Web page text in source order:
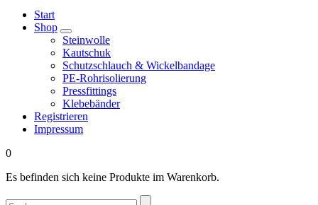
Start
Shop
Steinwolle
Kautschuk
Schutzschlauch & Wickelbandage
PE-Rohrisolierung
Pressfittings
Klebebänder
Registrieren
Impressum
0
Es befinden sich keine Produkte im Warenkorb.
Suchen